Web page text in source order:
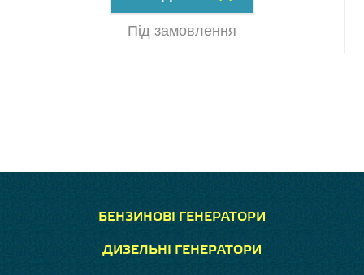
Під замовлення
БЕНЗИНОВІ ГЕНЕРАТОРИ
ДИЗЕЛЬНІ ГЕНЕРАТОРИ